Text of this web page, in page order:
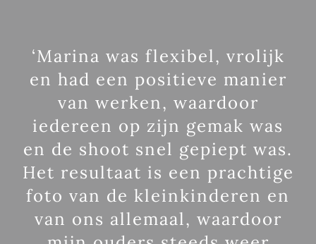
‘Marina was flexibel, vrolijk
en had een positieve manier
van werken, waardoor
iedereen op zijn gemak was
en de shoot snel gepiept was.
Het resultaat is een prachtige
foto van de kleinkinderen en
van ons allemaal, waardoor